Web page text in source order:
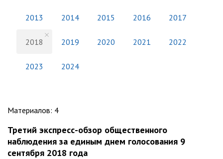
2013 2014 2015 2016 2017
2018 2019 2020 2021 2022
2023 2024
Материалов: 4
Третий экспресс-обзор общественного
наблюдения за единым днем голосования 9
сентября 2018 года